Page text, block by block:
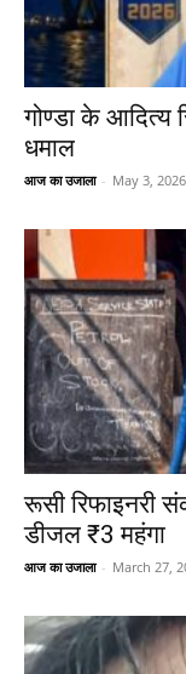
गोण्डा के आदित्य
धमाल
आज का उजाला - May 3, 2026
रूसी रिफाइनरी
डीजल ₹3 महंगा
आज का उजाला - March 27,